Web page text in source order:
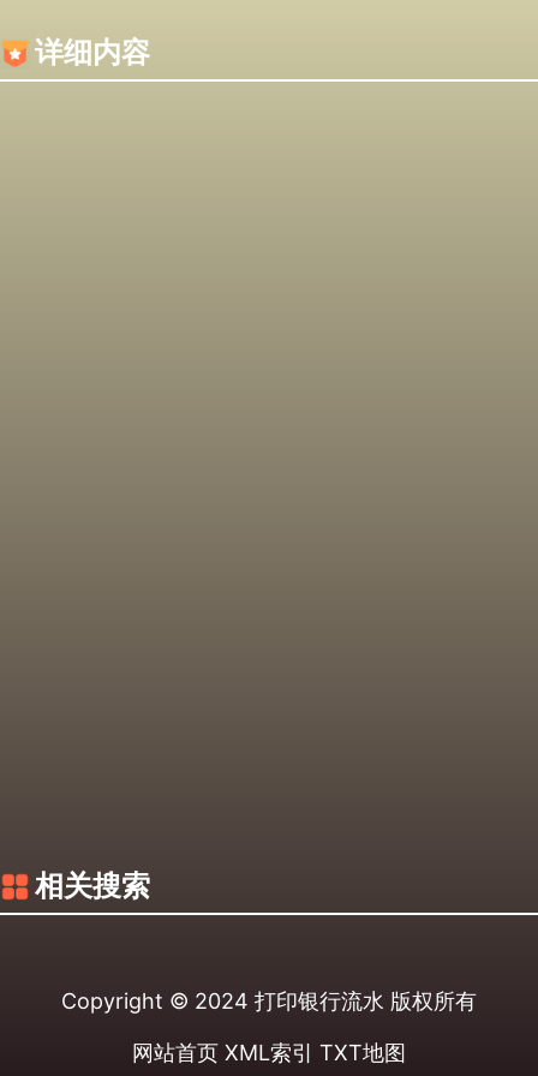
详细内容
相关搜索
Copyright © 2024 打印银行流水 版权所有
网站首页 XML索引 TXT地图